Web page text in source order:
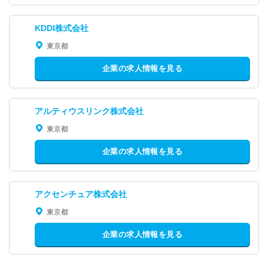
KDDI株式会社
東京都
企業の求人情報を見る
アルティウスリンク株式会社
東京都
企業の求人情報を見る
アクセンチュア株式会社
東京都
企業の求人情報を見る